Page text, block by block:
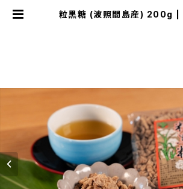
粒黒糖 (波照間島産) 200g | 黒糖市